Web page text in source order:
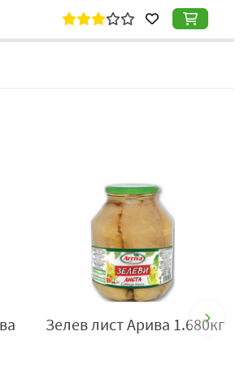
Зелев лист Арива 1.680кг